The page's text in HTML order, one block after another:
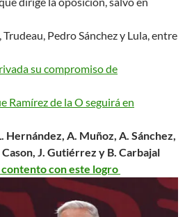
Pedro Sánchez y Lula, entre
su compromiso de
Ramírez de la O seguirá en
Hernández, A. Muñoz, A. Sánchez,
J. Gutiérrez y B. Carbajal
con este logro